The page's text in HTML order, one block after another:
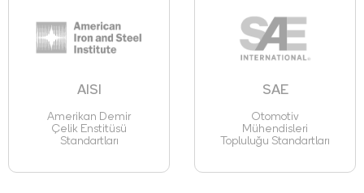
AISI
Amerikan Demir
Çelik Enstitüsü
Standartları
SAE
Otomotiv
Mühendisleri
Topluluğu Standartları